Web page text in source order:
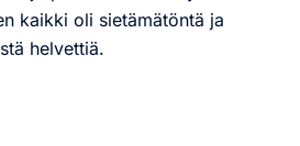
kaikki oli sietämätöntä ja
helvettiä.